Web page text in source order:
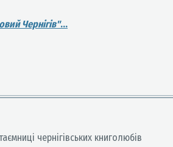
Чернiгiв"...
чернігівських книголюбів